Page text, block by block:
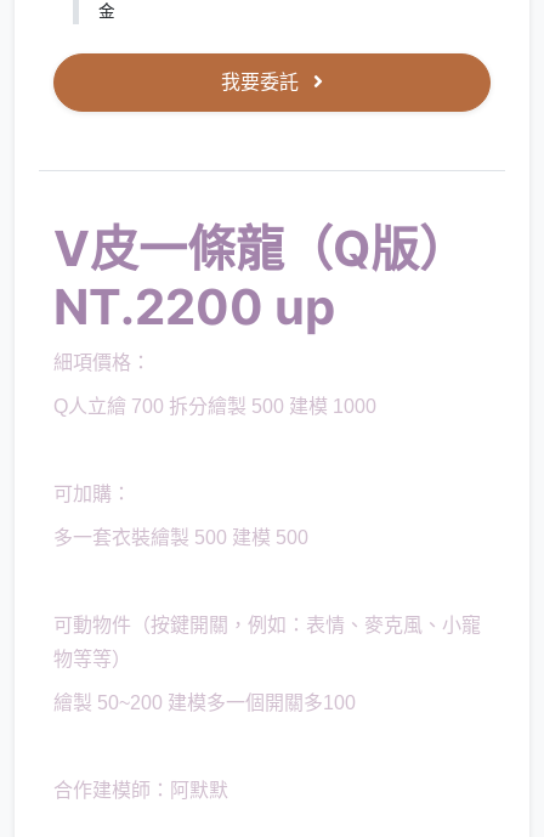
金
我要委託
V皮一條龍（Q版）
NT.2200 up
細項價格：
Q人立繪 700 拆分繪製 500 建模 1000
​可加購：
多一套衣裝繪製 500 建模 500
可動物件（按鍵開關，例如：表情、麥克風、小寵
物等等）
繪製 50~200 建模多一個開關多100
合作建模師：阿默默